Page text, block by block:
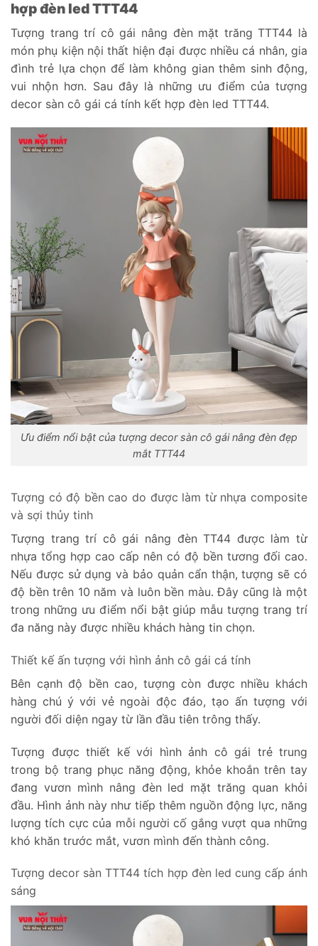
hợp đèn led TTT44
Tượng trang trí cô gái nâng đèn mặt trăng TTT44 là
món phụ kiện nội thất hiện đại được nhiều cá nhân, gia
đình trẻ lựa chọn để làm không gian thêm sinh động,
vui nhộn hơn. Sau đây là những ưu điểm của tượng
decor sàn cô gái cá tính kết hợp đèn led TTT44.
Ưu điểm nổi bật của tượng decor sàn cô gái nâng đèn đẹp
mắt TTT44
Tượng có độ bền cao do được làm từ nhựa composite
và sợi thủy tinh
Tượng trang trí cô gái nâng đèn TT44 được làm từ
nhựa tổng hợp cao cấp nên có độ bền tương đối cao.
Nếu được sử dụng và bảo quản cẩn thận, tượng sẽ có
độ bền trên 10 năm và luôn bền màu. Đây cũng là một
trong những ưu điểm nổi bật giúp mẫu tượng trang trí
đa năng này được nhiều khách hàng tin chọn.
Thiết kế ấn tượng với hình ảnh cô gái cá tính
Bên cạnh độ bền cao, tượng còn được nhiều khách
hàng chú ý với vẻ ngoài độc đáo, tạo ấn tượng với
người đối diện ngay từ lần đầu tiên trông thấy.
Tượng được thiết kế với hình ảnh cô gái trẻ trung
trong bộ trang phục năng động, khỏe khoắn trên tay
đang vươn mình nâng đèn led mặt trăng quan khỏi
đầu. Hình ảnh này như tiếp thêm nguồn động lực, năng
lượng tích cực của mỗi người cố gắng vượt qua những
khó khăn trước mắt, vươn mình đến thành công.
Tượng decor sàn TTT44 tích hợp đèn led cung cấp ánh
sáng